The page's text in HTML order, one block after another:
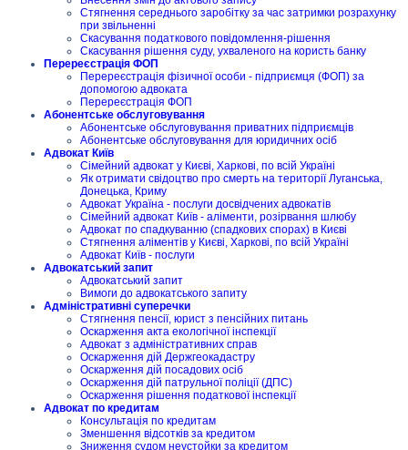
Стягнення середнього заробітку за час затримки розрахунку
при звільненні
Скасування податкового повідомлення-рішення
Скасування рішення суду, ухваленого на користь банку
Перереєстрація ФОП
Перереєстрація фізичної особи - підприємця (ФОП) за
допомогою адвоката
Перереєстрація ФОП
Абонентське обслуговування
Абонентське обслуговування приватних підприємців
Абонентське обслуговування для юридичних осіб
Адвокат Київ
Сімейний адвокат у Києві, Харкові, по всій Україні
Як отримати свідоцтво про смерть на території Луганська,
Донецька, Криму
Адвокат Україна - послуги досвідчених адвокатів
Сімейний адвокат Київ - аліменти, розірвання шлюбу
Адвокат по спадкуванню (спадкових спорах) в Києві
Стягнення аліментів у Києві, Харкові, по всій Україні
Адвокат Київ - послуги
Адвокатський запит
Адвокатський запит
Вимоги до адвокатського запиту
Адміністративні суперечки
Стягнення пенсії, юрист з пенсійних питань
Оскарження акта екологічної інспекції
Адвокат з адміністративних справ
Оскарження дій Держгеокадастру
Оскарження дій посадових осіб
Оскарження дій патрульної поліції (ДПС)
Оскарження рішення податкової інспекції
Адвокат по кредитам
Консультація по кредитам
Зменшення відсотків за кредитом
Зниження судом неустойки за кредитом